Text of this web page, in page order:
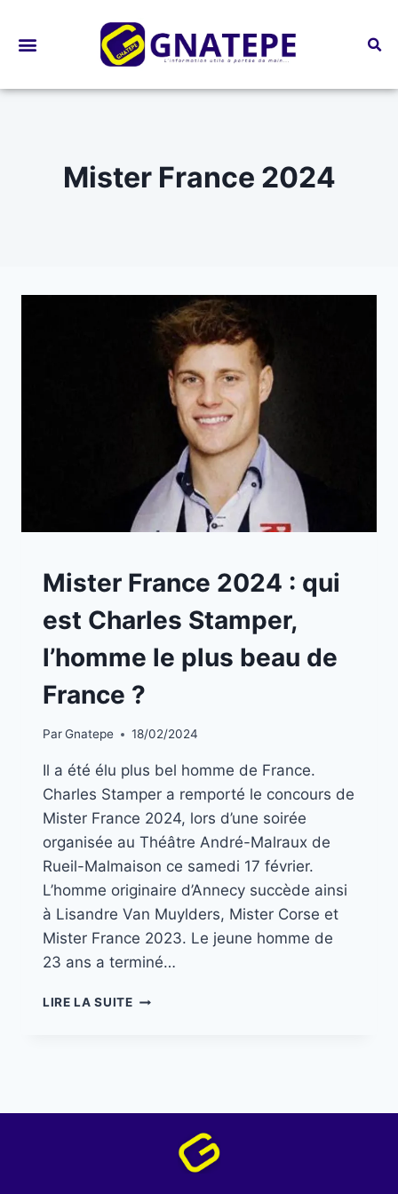
Mister France 2024
A
LA
|
STARS
Mister France 2024 : qui
est Charles Stamper,
l’homme le plus beau de
France ?
ParGnatepe 18/02/2024
Il a été élu plus bel homme de France.
Charles Stamper a remporté le concours de
Mister France 2024, lors d’une soirée
organisée au Théâtre André-Malraux de
Rueil-Malmaison ce samedi 17 février.
L’homme originaire d’Annecy succède ainsi
à Lisandre Van Muylders, Mister Corse et
Mister France 2023. Le jeune homme de
23 ans a terminé…
LIRE LA SUITE